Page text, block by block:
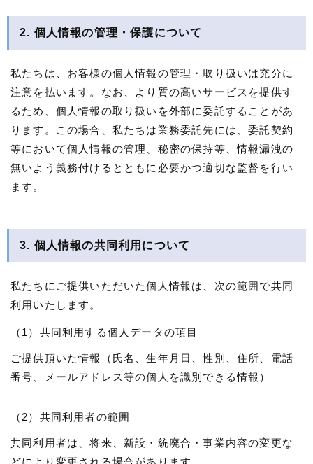
2. 個人情報の管理・保護について
私たちは、お客様の個人情報の管理・取り扱いは充分に
注意を払います。なお、より質の高いサービスを提供す
るため、個人情報の取り扱いを外部に委託することがあ
ります。この場合、私たちは業務委託先には、委託契約
等において個人情報の管理、秘密の保持等、情報漏洩の
無いよう義務付けるとともに必要かつ適切な監督を行い
ます。
3. 個人情報の共同利用について
私たちにご提供いただいた個人情報は、次の範囲で共同
利用いたします。
（1）共同利用する個人データの項目
ご提供頂いた情報（氏名、生年月日、性別、住所、電話
番号、メールアドレス等の個人を識別できる情報）
（2）共同利用者の範囲
共同利用者は、将来、新設・統廃合・事業内容の変更な